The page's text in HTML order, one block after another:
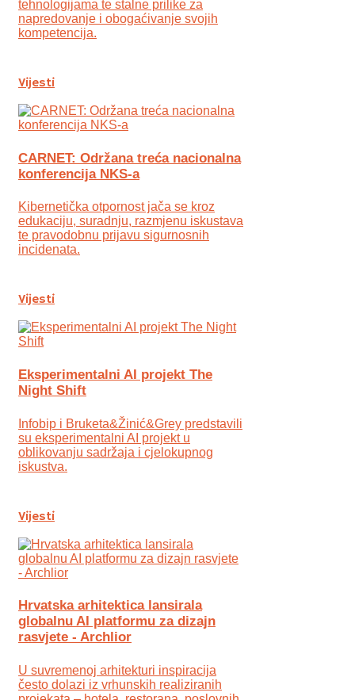
tehnologijama te stalne prilike za
napredovanje i obogaćivanje svojih
kompetencija.
Vijesti
CARNET: Održana treća nacionalna
konferencija NKS-a
Kibernetička otpornost jača se kroz
edukaciju, suradnju, razmjenu iskustava
te pravodobnu prijavu sigurnosnih
incidenata.
Vijesti
Eksperimentalni AI projekt The
Night Shift
Infobip i Bruketa&Žinić&Grey predstavili
su eksperimentalni AI projekt u
oblikovanju sadržaja i cjelokupnog
iskustva.
Vijesti
Hrvatska arhitektica lansirala
globalnu AI platformu za dizajn
rasvjete - Archlior
U suvremenoj arhitekturi inspiracija
često dolazi iz vrhunskih realiziranih